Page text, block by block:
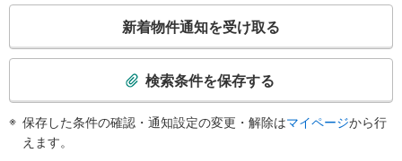
検
新着物件通知を受け取る
検索条件を保存する
保存した条件の確認・通知設定の変更・解除はマイページから行
えます。